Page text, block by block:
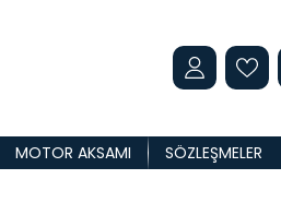
MOTOR AKSAMI SÖZLEŞMELER